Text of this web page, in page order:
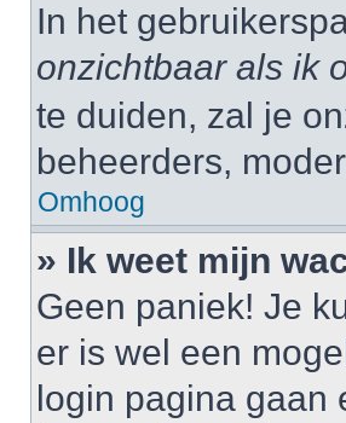
In het
onzichtbaar als ik
te duiden, zal je
beheerders,
Omhoog
» Ik weet mijn
Geen paniek! Je
er is wel een
login pagina gaan